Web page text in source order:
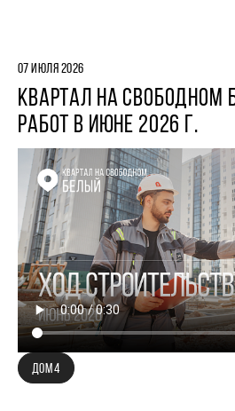
07 ИЮЛЯ 2026
КВАРТАЛ НА СВОБОДНОМ
РАБОТ В ИЮНЕ 2026 Г.
ДОМ 4